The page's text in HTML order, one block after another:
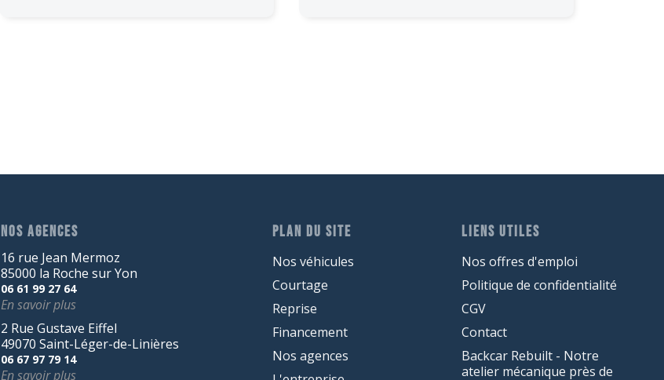
NOS AGENCES
16 rue Jean Mermoz
85000 la Roche sur Yon
06 61 99 27 64
En savoir plus
2 Rue Gustave Eiffel
49070 Saint-Léger-de-Linières
06 67 97 79 14
En savoir plus
PLAN DU SITE
Nos véhicules
Courtage
Reprise
Financement
Nos agences
LIENS UTILES
Nos offres d'emploi
Politique de confidentialité
CGV
Contact
Backcar Rebuilt - Notre
atelier mécanique près de